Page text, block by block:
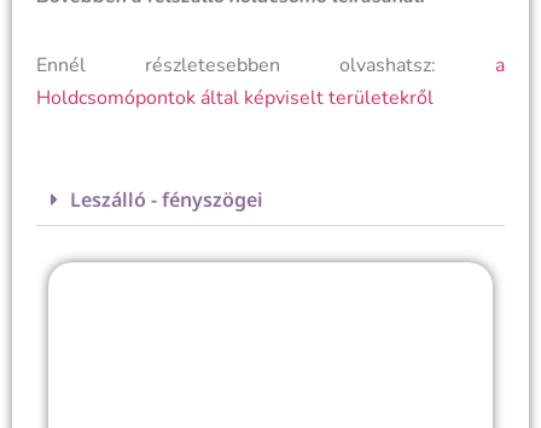
Ennél részletesebben olvashatsz: a
Holdcsomópontok által képviselt területekről
Leszálló - fényszögei